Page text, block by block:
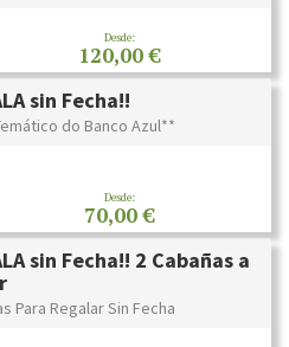
Desde:
120,00 €
sin Fecha!!
do Banco Azul**
Desde:
70,00 €
sin Fecha!! 2 Cabañas a
Para Regalar Sin Fecha